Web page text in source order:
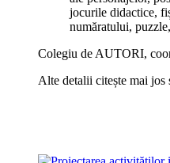
jocurile didactice,
număratului,
Colegiu de AUTORI,
Alte detalii citește mai jos